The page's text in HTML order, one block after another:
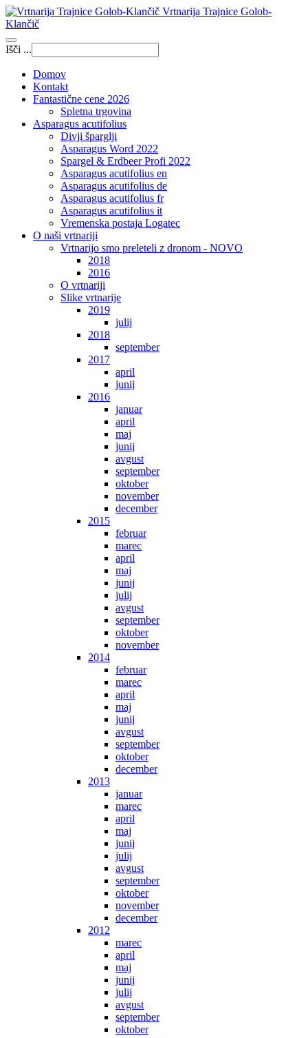
Vrtnarija Trajnice Golob-
Klančič
Išči ...
Domov
Kontakt
Fantastične cene 2026
Spletna trgovina
Asparagus acutifolius
Divji šparglji
Asparagus Word 2022
Spargel & Erdbeer Profi 2022
Asparagus acutifolius en
Asparagus acutifolius de
Asparagus acutifolius fr
Asparagus acutifolius it
Vremenska postaja Logatec
O naši vrtnariji
Vrtnarijo smo preleteli z dronom - NOVO
2018
2016
O vrtnariji
Slike vrtnarije
2019
julij
2018
september
2017
april
junij
2016
januar
april
maj
junij
avgust
september
oktober
november
december
2015
februar
marec
april
maj
junij
julij
avgust
september
oktober
november
2014
februar
marec
april
maj
junij
avgust
september
oktober
december
2013
januar
marec
april
maj
junij
julij
avgust
september
oktober
november
december
2012
marec
april
maj
junij
julij
avgust
september
oktober